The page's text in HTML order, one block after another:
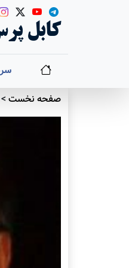
کابل
صفحه نخست>